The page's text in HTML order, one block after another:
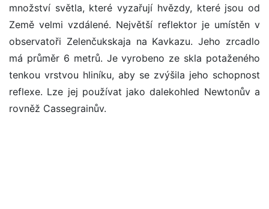
množství světla, které vyzařují hvězdy, které jsou od
Země velmi vzdálené. Největší reflektor je umístěn v
observatoři Zelenčukskaja na Kavkazu. Jeho zrcadlo
má průměr 6 metrů. Je vyrobeno ze skla potaženého
tenkou vrstvou hliníku, aby se zvýšila jeho schopnost
reflexe. Lze jej používat jako dalekohled Newtonův a
rovněž Cassegrainův.